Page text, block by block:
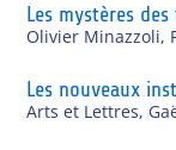
Les mystères
Olivier Minazzoli,
Les nouveaux
Arts et Lettres,